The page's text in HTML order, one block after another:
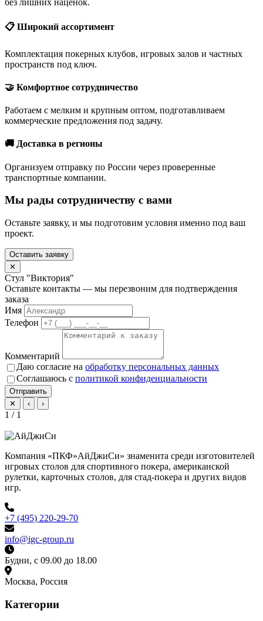
без лишних наценок.
📋 Широкий ассортимент
Комплектация покерных клубов, игровых залов и частных
пространств под ключ.
🤝 Комфортное сотрудничество
Работаем с мелким и крупным оптом, подготавливаем
коммерческие предложения под задачу.
🚚 Доставка в регионы
Организуем отправку по России через проверенные
транспортные компании.
Мы рады сотрудничеству с вами
Оставьте заявку, и мы подготовим условия именно под ваш
проект.
Оставить заявку
✕
Стул "Виктория"
Оставьте контакты — мы перезвоним для подтверждения
заказа
Имя
Телефон
Комментарий
Даю согласие на обработку персональных данных
Соглашаюсь с политикой конфиденциальности
Отправить
✕
‹ ›
1 / 1
Компания «ПКФ»АйДжиСи» знаменита среди изготовителей
игровых столов для спортивного покера, американской
рулетки, карточных столов, для стад-покера и других видов
игр.
+7 (495) 220-29-70
info@igc-group.ru
Будни, с 09.00 до 18.00
Москва, Россия
Категории